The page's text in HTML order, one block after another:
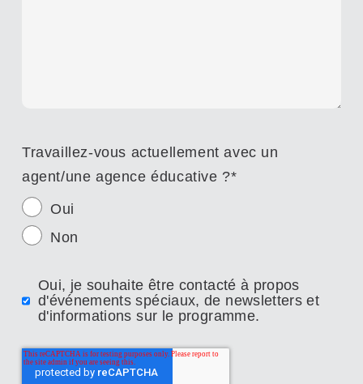
Travaillez-vous actuellement avec un
agent/une agence éducative ?*
Oui
Non
Oui, je souhaite être contacté à propos
d'événements spéciaux, de newsletters et
d'informations sur le programme.